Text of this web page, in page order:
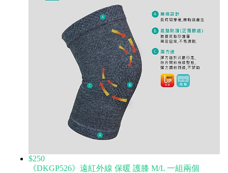
$250
《DKGP526》遠紅外線 保暖 護膝 M/L 一組兩個